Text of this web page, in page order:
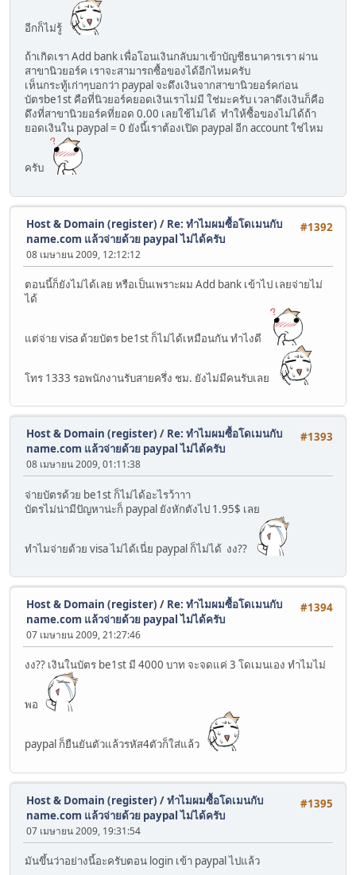
อีกก็ไม่รู้
ถ้าเกิดเรา Add bank เพื่อโอนเงินกลับมาเข้าบัญชีธนาคารเรา ผ่าน
สาขานิวยอร์ค เราจะสามารถซื้อของได้อีกไหมครับ
เห็นกระทู้เก่าๆบอกว่า paypal จะดึงเงินจากสาขานิวยอร์คก่อน
บัตรbe1st คือที่นิวยอร์คยอดเงินเราไม่มี ใช่มะครับ เวลาดึงเงินก็คือ
ดึงที่สาขานิวยอร์คที่ยอด 0.00 เลยใช้ไม่ได้ ทำให้ซื้อของไม่ได้ถ้า
ยอดเงินใน paypal = 0 ยังนี้เราต้องเปิด paypal อีก account ใช่ไหม
ครับ
#1392
Host & Domain (register) / Re: ทำไมผมซื้อโดเมนกับ
name.com แล้วจ่ายด้วย paypal ไม่ได้ครับ
08 เมษายน 2009, 12:12:12
ตอนนี้ก็ยังไม่ได้เลย หรือเป็นเพราะผม Add bank เข้าไป เลยจ่ายไม่
ได้
แต่จ่าย visa ด้วยบัตร be1st ก็ไม่ได้เหมือนกัน ทำไงดี
โทร 1333 รอพนักงานรับสายครึ่ง ชม. ยังไม่มีคนรับเลย
#1393
Host & Domain (register) / Re: ทำไมผมซื้อโดเมนกับ
name.com แล้วจ่ายด้วย paypal ไม่ได้ครับ
08 เมษายน 2009, 01:11:38
จ่ายบัตรด้วย be1st ก็ไม่ได้อะไรว้าาา
บัตรไม่น่ามีปัญหาน่ะก็ paypal ยังหักตังไป 1.95$ เลย
ทำไมจ่ายด้วย visa ไม่ได้เนี่ย paypal ก็ไม่ได้ งง??
#1394
Host & Domain (register) / Re: ทำไมผมซื้อโดเมนกับ
name.com แล้วจ่ายด้วย paypal ไม่ได้ครับ
07 เมษายน 2009, 21:27:46
งง?? เงินในบัตร be1st มี 4000 บาท จะจดแค่ 3 โดเมนเอง ทำไมไม่
พอ
paypal ก็ยืนยันตัวแล้วรหัส4ตัวก็ใส่แล้ว
#1395
Host & Domain (register) /ทำไมผมซื้อโดเมนกับ
name.com แล้วจ่ายด้วย paypal ไม่ได้ครับ
07 เมษายน 2009, 19:31:54
มันขึ้นว่าอย่างนี้อะครับตอน login เข้า paypal ไปแล้ว